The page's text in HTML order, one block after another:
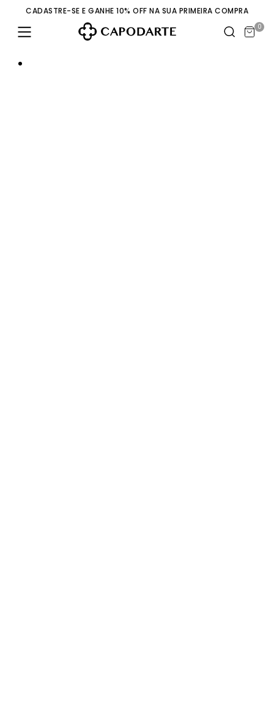
CADASTRE-SE E GANHE 10% OFF NA SUA PRIMEIRA COMPRA
0